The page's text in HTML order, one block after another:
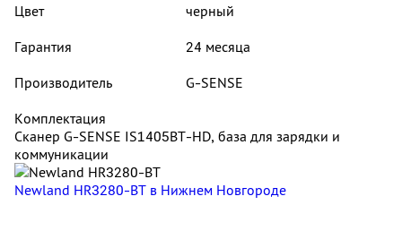
Цвет
черный
Гарантия
24 месяца
Производитель
G-SENSE
Комплектация
Сканер G-SENSE IS1405BT-HD, база для зарядки и
коммуникации
Newland HR3280-BT в Нижнем Новгороде